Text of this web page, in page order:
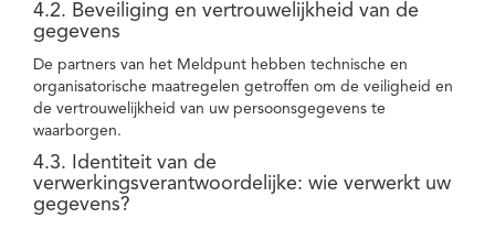
4.2. Beveiliging en vertrouwelijkheid van de
gegevens
De partners van het Meldpunt hebben technische en
organisatorische maatregelen getroffen om de veiligheid en
de vertrouwelijkheid van uw persoonsgegevens te
waarborgen.
4.3. Identiteit van de
verwerkingsverantwoordelijke: wie verwerkt uw
gegevens?